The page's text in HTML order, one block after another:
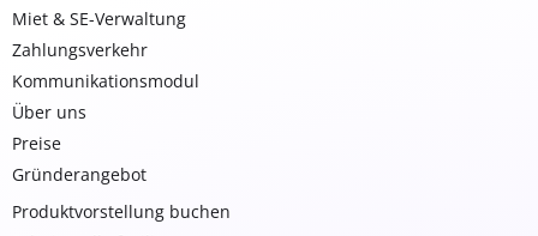
Miet & SE-Verwaltung
Zahlungsverkehr
Kommunikationsmodul
Über uns
Preise
Gründerangebot
Produktvorstellung buchen